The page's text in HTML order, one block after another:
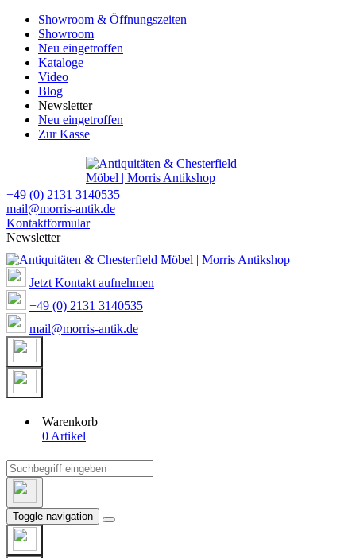
Showroom & Öffnungszeiten
Showroom
Neu eingetroffen
Kataloge
Video
Blog
Newsletter
Neu eingetroffen
Zur Kasse
+49 (0) 2131 3140535
mail@morris-antik.de
Kontaktformular
Newsletter
Jetzt Kontakt aufnehmen
+49 (0) 2131 3140535
mail@morris-antik.de
Warenkorb
0 Artikel
Toggle navigation